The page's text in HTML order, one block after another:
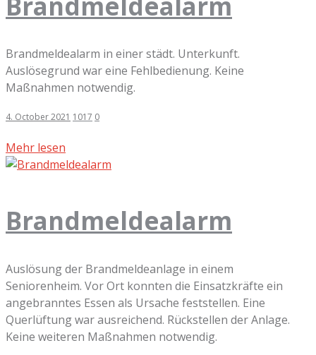
Brandmeldealarm in einer städt. Unterkunft.
Auslösegrund war eine Fehlbedienung. Keine
Maßnahmen notwendig.
4. October 2021 1017 0
Mehr lesen
Brandmeldealarm
Auslösung der Brandmeldeanlage in einem
Seniorenheim. Vor Ort konnten die Einsatzkräfte ein
angebranntes Essen als Ursache feststellen. Eine
Querlüftung war ausreichend. Rückstellen der Anlage.
Keine weiteren Maßnahmen notwendig.